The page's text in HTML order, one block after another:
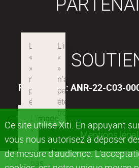
Ce site utilise Xiti. En appuyant
vous nous autorisez à déposer
de mesure d'audience.
Projet ANR : ANR-22-C03-
Mentions